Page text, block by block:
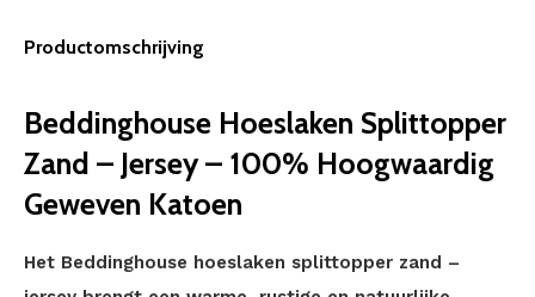
Productomschrijving
Beddinghouse Hoeslaken Splittopper
Zand – Jersey – 100% Hoogwaardig
Geweven Katoen
Het Beddinghouse hoeslaken splittopper zand –